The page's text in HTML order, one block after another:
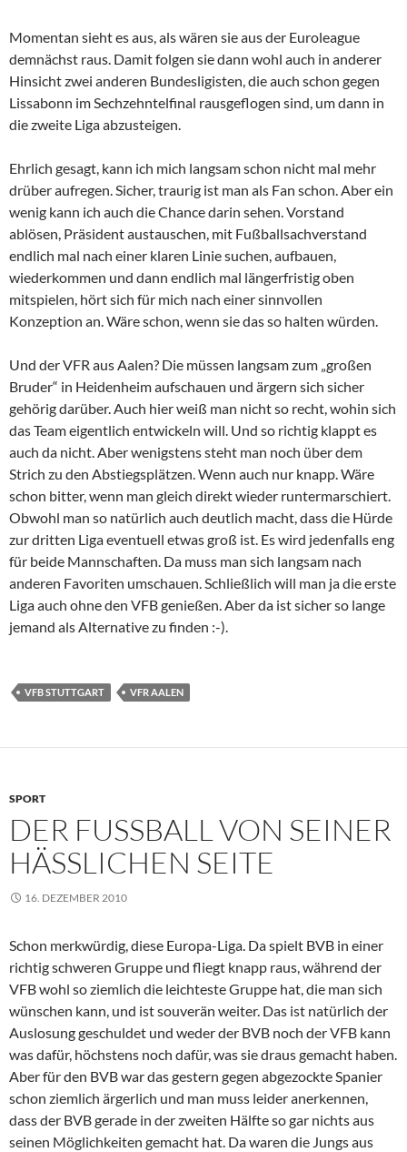
Momentan sieht es aus, als wären sie aus der Euroleague
demnächst raus. Damit folgen sie dann wohl auch in anderer
Hinsicht zwei anderen Bundesligisten, die auch schon gegen
Lissabonn im Sechzehntelfinal rausgeflogen sind, um dann in
die zweite Liga abzusteigen.
Ehrlich gesagt, kann ich mich langsam schon nicht mal mehr
drüber aufregen. Sicher, traurig ist man als Fan schon. Aber ein
wenig kann ich auch die Chance darin sehen. Vorstand
ablösen, Präsident austauschen, mit Fußballsachverstand
endlich mal nach einer klaren Linie suchen, aufbauen,
wiederkommen und dann endlich mal längerfristig oben
mitspielen, hört sich für mich nach einer sinnvollen
Konzeption an. Wäre schon, wenn sie das so halten würden.
Und der VFR aus Aalen? Die müssen langsam zum „großen
Bruder“ in Heidenheim aufschauen und ärgern sich sicher
gehörig darüber. Auch hier weiß man nicht so recht, wohin sich
das Team eigentlich entwickeln will. Und so richtig klappt es
auch da nicht. Aber wenigstens steht man noch über dem
Strich zu den Abstiegsplätzen. Wenn auch nur knapp. Wäre
schon bitter, wenn man gleich direkt wieder runtermarschiert.
Obwohl man so natürlich auch deutlich macht, dass die Hürde
zur dritten Liga eventuell etwas groß ist. Es wird jedenfalls eng
für beide Mannschaften. Da muss man sich langsam nach
anderen Favoriten umschauen. Schließlich will man ja die erste
Liga auch ohne den VFB genießen. Aber da ist sicher so lange
jemand als Alternative zu finden :-).
VFB STUTTGART VFR AALEN
SPORT
DER FUSSBALL VON SEINER
HÄSSLICHEN SEITE
16. DEZEMBER 2010
Schon merkwürdig, diese Europa-Liga. Da spielt BVB in einer
richtig schweren Gruppe und fliegt knapp raus, während der
VFB wohl so ziemlich die leichteste Gruppe hat, die man sich
wünschen kann, und ist souverän weiter. Das ist natürlich der
Auslosung geschuldet und weder der BVB noch der VFB kann
was dafür, höchstens noch dafür, was sie draus gemacht haben.
Aber für den BVB war das gestern gegen abgezockte Spanier
schon ziemlich ärgerlich und man muss leider anerkennen,
dass der BVB gerade in der zweiten Hälfte so gar nichts aus
seinen Möglichkeiten gemacht hat. Da waren die Jungs aus